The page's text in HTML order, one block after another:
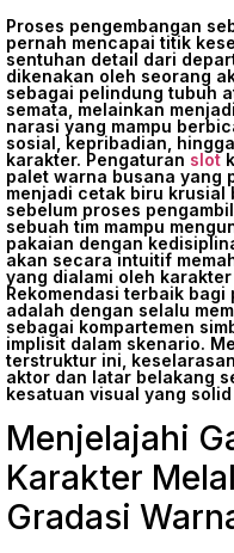
Proses pengembangan
pernah mencapai titik
sentuhan detail dari
dikenakan oleh seorang
sebagai pelindung tubuh
semata, melainkan
narasi yang mampu
sosial, kepribadian,
karakter. Pengaturan slot
palet warna busana yang
menjadi cetak biru krusial
sebelum proses
sebuah tim mampu
pakaian dengan
akan secara intuitif
yang dialami oleh
Rekomendasi terbaik
adalah dengan selalu
sebagai kompartemen
implisit dalam skenario.
terstruktur ini,
aktor dan latar belakang
kesatuan visual yang
Menjelajahi
Karakter
Gradasi